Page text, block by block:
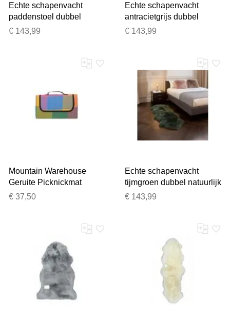
Echte schapenvacht
paddenstoel dubbel
natuurlijk zijdezacht echt
€ 143,99
Echte schapenvacht
antracietgrijs dubbel
natuurlijk zijdeachtig zacht
€ 143,99
Mountain Warehouse
Geruite Picknickmat
(Gemengd)
€ 37,50
Echte schapenvacht
tijmgroen dubbel natuurlijk
zijdeachtig zacht echt
€ 143,99